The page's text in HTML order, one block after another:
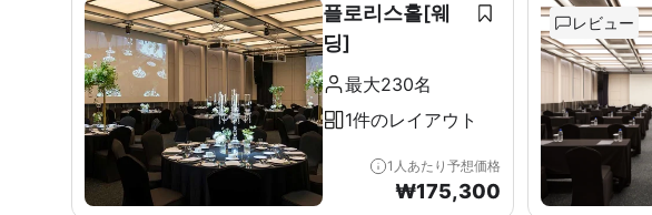
플로리스홀[웨
딩]
最大230名
1件のレイアウト
1人あたり予想価格
₩175,300
レビュー